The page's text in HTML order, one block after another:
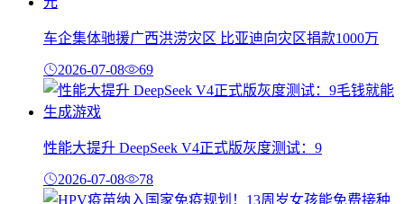
车企集体驰援广西洪涝灾区 比亚迪向灾区捐款1000万
2026-07-08 69
性能大提升 DeepSeek V4正式版灰度测试：9
2026-07-08 78